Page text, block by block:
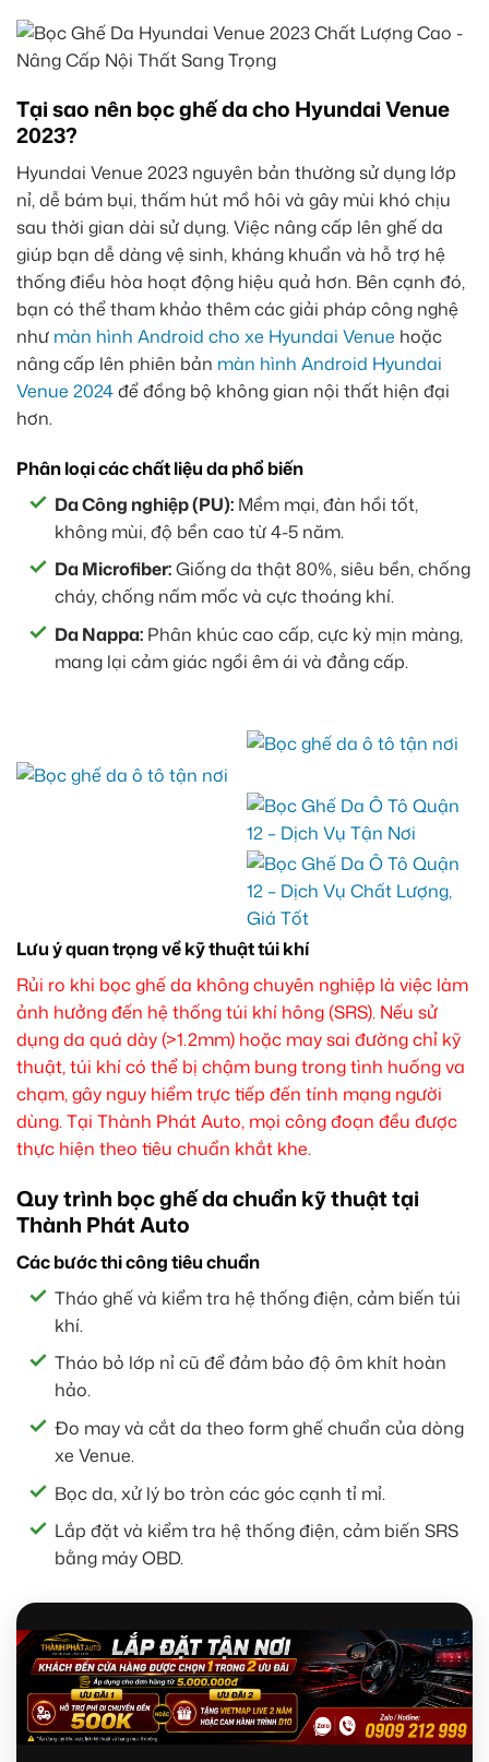
Tại sao nên bọc ghế da cho Hyundai Venue
2023?
Hyundai Venue 2023 nguyên bản thường sử dụng lớp
nỉ, dễ bám bụi, thấm hút mồ hôi và gây mùi khó chịu
sau thời gian dài sử dụng. Việc nâng cấp lên ghế da
giúp bạn dễ dàng vệ sinh, kháng khuẩn và hỗ trợ hệ
thống điều hòa hoạt động hiệu quả hơn. Bên cạnh đó,
bạn có thể tham khảo thêm các giải pháp công nghệ
như màn hình Android cho xe Hyundai Venue hoặc
nâng cấp lên phiên bản màn hình Android Hyundai
Venue 2024để đồng bộ không gian nội thất hiện đại
hơn.
Phân loại các chất liệu da phổ biến
Da Công nghiệp (PU): Mềm mại, đàn hồi tốt,
không mùi, độ bền cao từ 4-5 năm.
Da Microfiber:Giống da thật 80%, siêu bền, chống
cháy, chống nấm mốc và cực thoáng khí.
Da Nappa: Phân khúc cao cấp, cực kỳ mịn màng,
mang lại cảm giác ngồi êm ái và đẳng cấp.
Lưu ý quan trọng về kỹ thuật túi khí
Rủi ro khi bọc ghế da không chuyên nghiệp là việc làm
ảnh hưởng đến hệ thống túi khí hông (SRS). Nếu sử
dụng da quá dày (>1.2mm) hoặc may sai đường chỉ kỹ
thuật, túi khí có thể bị chậm bung trong tình huống va
chạm, gây nguy hiểm trực tiếp đến tính mạng người
dùng. Tại Thành Phát Auto, mọi công đoạn đều được
thực hiện theo tiêu chuẩn khắt khe.
Quy trình bọc ghế da chuẩn kỹ thuật tại
Thành Phát Auto
Các bước thi công tiêu chuẩn
Tháo ghế và kiểm tra hệ thống điện, cảm biến túi
khí.
Tháo bỏ lớp nỉ cũ để đảm bảo độ ôm khít hoàn
hảo.
Đo may và cắt da theo form ghế chuẩn của dòng
xe Venue.
Bọc da, xử lý bo tròn các góc cạnh tỉ mỉ.
Lắp đặt và kiểm tra hệ thống điện, cảm biến SRS
bằng máy OBD.